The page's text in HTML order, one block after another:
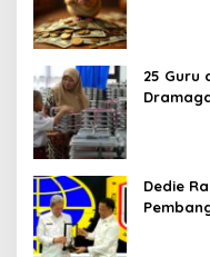
25 Guru
Dedie